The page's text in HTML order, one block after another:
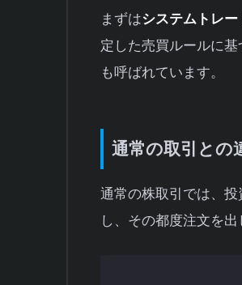
まずはシステムトレー
定した売買ルールに
も呼ばれています。
通常の取引との
通常の株取引では、
し、その都度注文を